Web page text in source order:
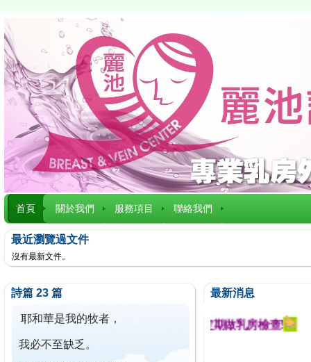
首頁 關於我們 服務項目 聯絡我們
最近瀏覽過文件
沒有最新文件。
詩篇 23 篇
耶和華是我的牧者，
我必不至缺乏。
最新消息
迄今已篩檢出1700位乳癌患者,提醒您定期做乳房檢查!